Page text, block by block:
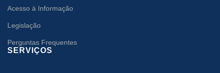
Acesso à Informação
Legislação
Perguntas Frequentes
SERVIÇOS